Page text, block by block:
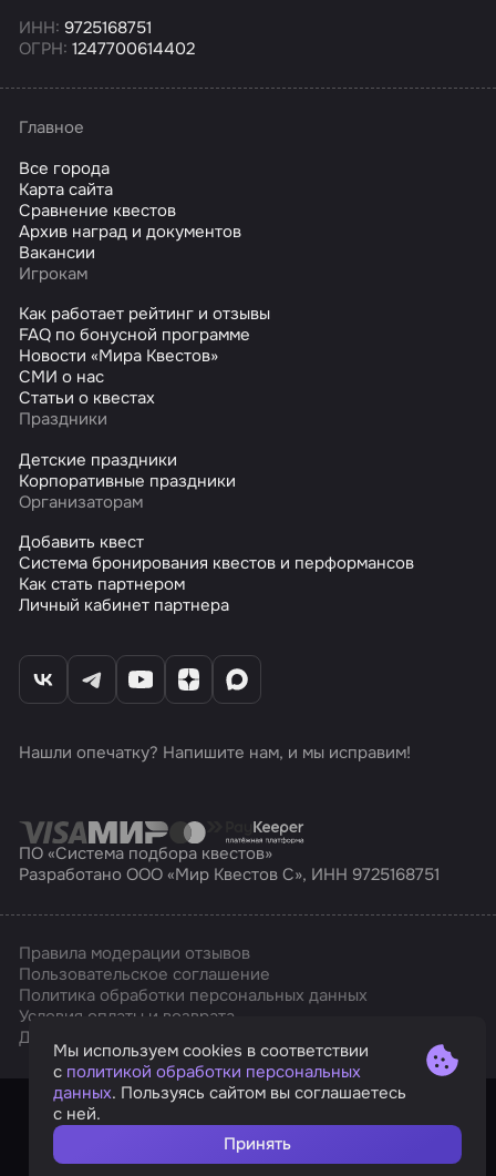
ИНН: 9725168751
ОГРН: 1247700614402
Главное
Все города
Карта сайта
Сравнение квестов
Архив наград и документов
Вакансии
Игрокам
Как работает рейтинг и отзывы
FAQ по бонусной программе
Новости «Мира Квестов»
СМИ о нас
Статьи о квестах
Праздники
Детские праздники
Корпоративные праздники
Организаторам
Добавить квест
Система бронирования квестов и перформансов
Как стать партнером
Личный кабинет партнера
Нашли опечатку? Напишите нам, и мы исправим!
ПО «Система подбора квестов»
Разработано ООО «Мир Квестов С», ИНН 9725168751
Правила модерации отзывов
Пользовательское соглашение
Политика обработки персональных данных
Условия оплаты и возврата
Дизайн
Мы используем cookies в соответствии
с политикой обработки персональных
данных. Пользуясь сайтом вы соглашаетесь
с ней.
Принять